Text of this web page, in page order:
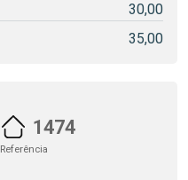
30,00
35,00
1474
Referência